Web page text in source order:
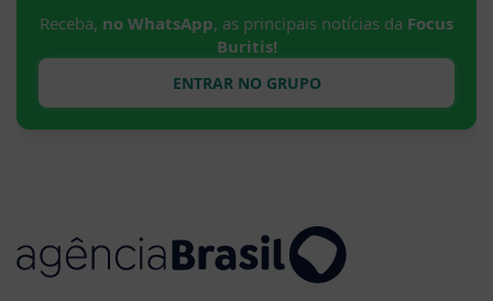
Receba, no WhatsApp, as principais notícias da Focus
Buritis!
ENTRAR NO GRUPO